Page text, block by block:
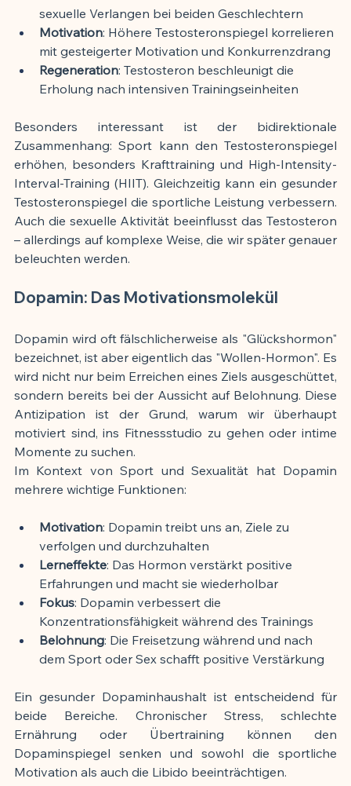
sexuelle Verlangen bei beiden Geschlechtern
Motivation: Höhere Testosteronspiegel korrelieren
mit gesteigerter Motivation und Konkurrenzdrang
Regeneration: Testosteron beschleunigt die
Erholung nach intensiven Trainingseinheiten
Besonders interessant ist der bidirektionale
Zusammenhang: Sport kann den Testosteronspiegel
erhöhen, besonders Krafttraining und High-Intensity-
Interval-Training (HIIT). Gleichzeitig kann ein gesunder
Testosteronspiegel die sportliche Leistung verbessern.
Auch die sexuelle Aktivität beeinflusst das Testosteron
– allerdings auf komplexe Weise, die wir später genauer
beleuchten werden.
Dopamin: Das Motivationsmolekül
Dopamin wird oft fälschlicherweise als "Glückshormon"
bezeichnet, ist aber eigentlich das "Wollen-Hormon". Es
wird nicht nur beim Erreichen eines Ziels ausgeschüttet,
sondern bereits bei der Aussicht auf Belohnung. Diese
Antizipation ist der Grund, warum wir überhaupt
motiviert sind, ins Fitnessstudio zu gehen oder intime
Momente zu suchen.
Im Kontext von Sport und Sexualität hat Dopamin
mehrere wichtige Funktionen:
Motivation: Dopamin treibt uns an, Ziele zu
verfolgen und durchzuhalten
Lerneffekte: Das Hormon verstärkt positive
Erfahrungen und macht sie wiederholbar
Fokus: Dopamin verbessert die
Konzentrationsfähigkeit während des Trainings
Belohnung: Die Freisetzung während und nach
dem Sport oder Sex schafft positive Verstärkung
Ein gesunder Dopaminhaushalt ist entscheidend für
beide Bereiche. Chronischer Stress, schlechte
Ernährung oder Übertraining können den
Dopaminspiegel senken und sowohl die sportliche
Motivation als auch die Libido beeinträchtigen.